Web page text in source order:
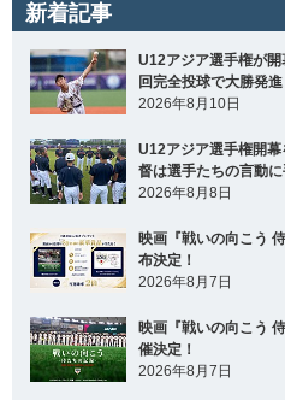
新着記事
U12アジア選手権が
回完全投球で大勝発進
2026年8月10日
U12アジア選手権開
督は選手たちの言動に
2026年8月8日
映画『戦いの向こう
布決定！
2026年8月7日
映画『戦いの向こう
催決定！
2026年8月7日